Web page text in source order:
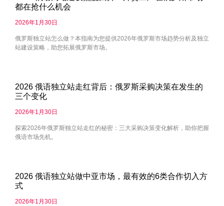
都在抢什么机会
2026年1月30日
俄罗斯独立站怎么做？本指南为您提供2026年俄罗斯市场趋势分析及独立
站建设策略，助您拓展俄罗斯市场。
2026 俄语独立站走红背后：俄罗斯采购决策在发生的
三个变化
2026年1月30日
探索2026年俄罗斯独立站走红的秘密：三大采购决策变化解析，助你把握
俄语市场先机。
2026 俄语独立站做中亚市场，最有效的6类合作切入方
式
2026年1月30日